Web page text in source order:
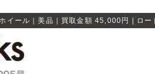
イール｜美品｜買取金額 45,000円 | ロ